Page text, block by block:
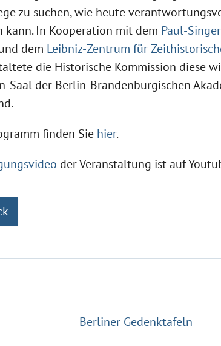
zu suchen, wie heute
kann. In Kooperation mit dem Paul-
dem Leibniz-Zentrum für
die Historische Kommission diese
Saal der Berlin-Brandenburgischen
finden Sie hier.
der Veranstaltung ist auf
Berliner Gedenktafeln